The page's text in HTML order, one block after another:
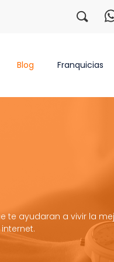
¡Regístrate con
Blog Franquicias
te ayudaran a vivir la